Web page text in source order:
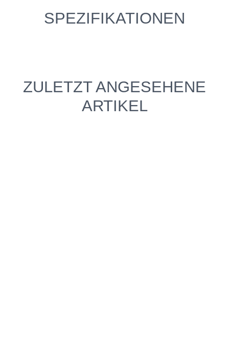
SPEZIFIKATIONEN
ZULETZT ANGESEHENE
ARTIKEL